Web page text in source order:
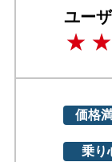
ユー
価格
乗り